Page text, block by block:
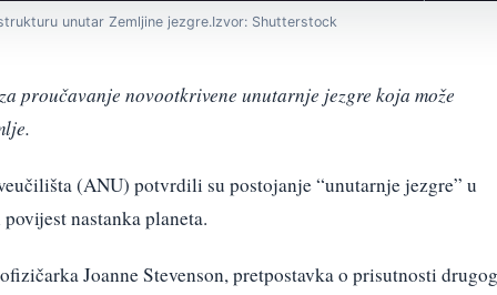
unutar Zemljine jezgre.Izvor: Shutterstock
proučavanje novootkrivene unutarnje jezgre koja može
(ANU) potvrdili su postojanje “unutarnje jezgre” u
nastanka planeta.
Joanne Stevenson, pretpostavka o prisutnosti drugog